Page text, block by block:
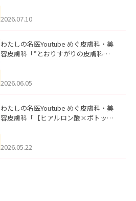
た。
2026.07.10
わたしの名医Youtube めぐ皮膚科・美
容皮膚科「”とおりすがりの皮膚科
2026.06.05
わたしの名医Youtube めぐ皮膚科・美
容皮膚科「【ヒアルロン酸×ボトック
た。
2026.05.22